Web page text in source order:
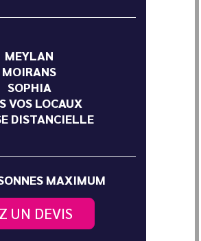
MEYLAN
MOIRANS
SOPHIA
VOS LOCAUX
DISTANCIELLE
MAXIMUM
UN DEVIS